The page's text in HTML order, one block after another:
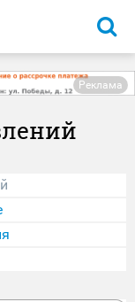
Реклама